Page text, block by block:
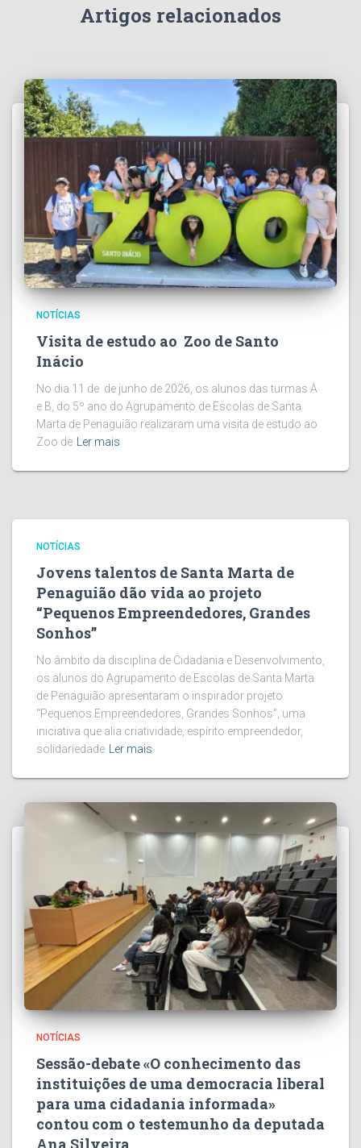
Artigos relacionados
NOTÍCIAS
Visita de estudo ao Zoo de Santo
Inácio
No dia 11 de de junho de 2026, os alunos das turmas A
e B, do 5º ano do Agrupamento de Escolas de Santa
Marta de Penaguião realizaram uma visita de estudo ao
Zoo de Ler mais
NOTÍCIAS
Jovens talentos de Santa Marta de
Penaguião dão vida ao projeto
“Pequenos Empreendedores, Grandes
Sonhos”
No âmbito da disciplina de Cidadania e Desenvolvimento,
os alunos do Agrupamento de Escolas de Santa Marta
de Penaguião apresentaram o inspirador projeto
“Pequenos Empreendedores, Grandes Sonhos”, uma
iniciativa que alia criatividade, espírito empreendedor,
solidariedade Ler mais
NOTÍCIAS
Sessão-debate «O conhecimento das
instituições de uma democracia liberal
para uma cidadania informada»
contou com o testemunho da deputada